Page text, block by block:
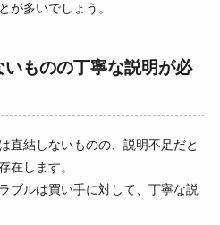
が多いでしょう。
ものの丁寧な説明が必
直結しないものの、説明不足だと
在します。
ブルは買い手に対して、丁寧な説